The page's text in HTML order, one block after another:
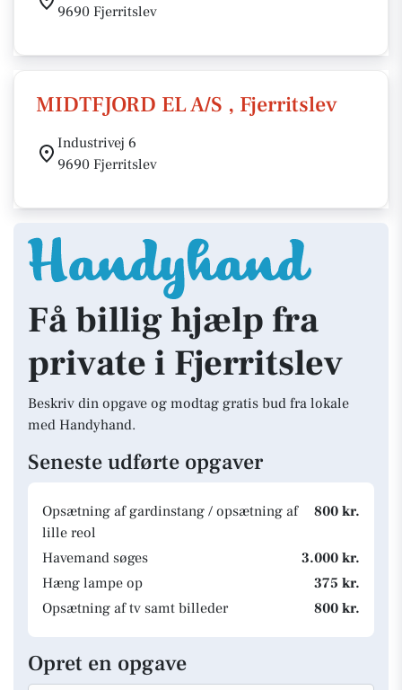
9690 Fjerritslev
MIDTFJORD EL A/S , Fjerritslev
Industrivej 6
9690 Fjerritslev
Få billig hjælp fra
private i Fjerritslev
Beskriv din opgave og modtag gratis bud fra lokale
med Handyhand.
Seneste udførte opgaver
Opsætning af gardinstang / opsætning af
lille reol
800 kr.
Havemand søges
3.000 kr.
Hæng lampe op
375 kr.
Opsætning af tv samt billeder
800 kr.
Opret en opgave